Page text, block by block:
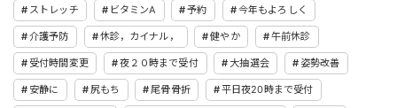
ストレッチ ビタミンA 予約 今年もよろしく
介護予防 休診，カイナル， 健やか 午前休診
受付時間変更 夜２０時まで受付 大抽選会 姿勢改善
安静に 尻もち 尾骨骨折 平日夜20時まで受付